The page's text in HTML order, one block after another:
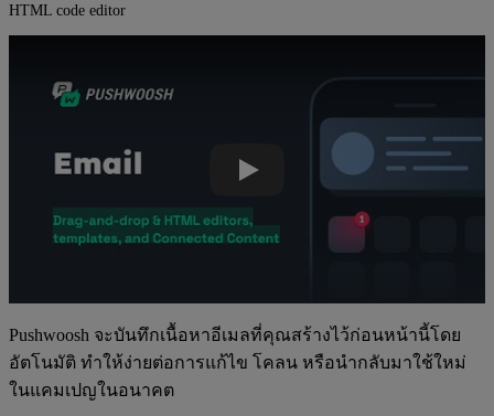
HTML code editor
Pushwoosh จะบันทึกเนื้อหาอีเมลที่คุณสร้างไว้ก่อนหน้านี้โดย
อัตโนมัติ ทำให้ง่ายต่อการแก้ไข โคลน หรือนำกลับมาใช้ใหม่
ในแคมเปญในอนาคต